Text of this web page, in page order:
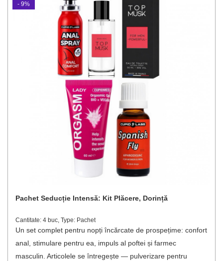
Pachet Seducție Intensă: Kit Plăcere, Dorință
Cantitate: 4 buc, Type: Pachet
Un set complet pentru nopți încărcate de prospețime: confort
anal, stimulare pentru ea, impuls al poftei și farmec
masculin. Articolele se întregește — pulverizare pentru
- 9%